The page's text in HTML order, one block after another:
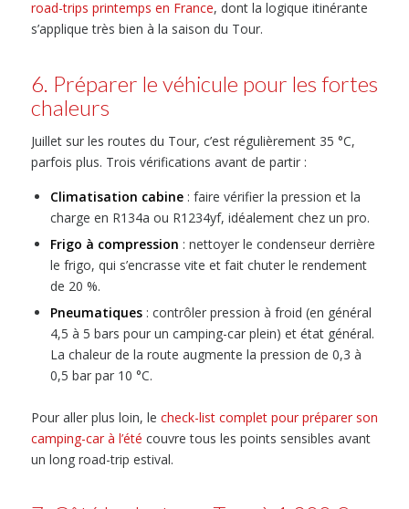
road-trips printemps en France, dont la logique itinérante
s’applique très bien à la saison du Tour.
6. Préparer le véhicule pour les fortes
chaleurs
Juillet sur les routes du Tour, c’est régulièrement 35 °C,
parfois plus. Trois vérifications avant de partir :
Climatisation cabine: faire vérifier la pression et la
charge en R134a ou R1234yf, idéalement chez un pro.
Frigo à compression : nettoyer le condenseur derrière
le frigo, qui s’encrasse vite et fait chuter le rendement
de 20 %.
Pneumatiques: contrôler pression à froid (en général
4,5 à 5 bars pour un camping-car plein) et état général.
La chaleur de la route augmente la pression de 0,3 à
0,5 bar par 10 °C.
Pour aller plus loin, le check-list complet pour préparer son
camping-car à l’été couvre tous les points sensibles avant
un long road-trip estival.